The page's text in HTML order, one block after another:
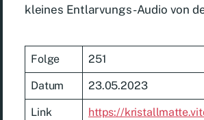
kleines Entlarvungs-Audio von
Folge 251
Datum 23.05.2023
Link https://